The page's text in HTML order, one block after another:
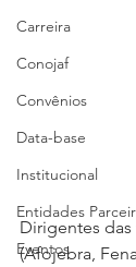
Carreira
Conojaf
Convênios
Data-base
Institucional
Entidades
Eventos
Dirigentes
(Afojebra,